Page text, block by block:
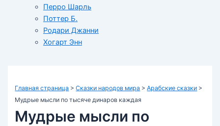
Перро Шарль
Поттер Б.
Родари Джанни
Хогарт Энн
Главная страница >Сказки народов мира >Арабские сказки >
Мудрые мысли по тысяче динаров каждая
Мудрые мысли по